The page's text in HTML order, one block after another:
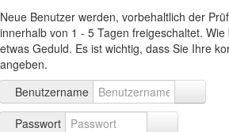
Neue Benutzer werden, vorbehaltlich der
innerhalb von 1 - 5 Tagen freigeschaltet.
etwas Geduld. Es ist wichtig, dass Sie Ihre
angeben.
Benutzername
Passwort